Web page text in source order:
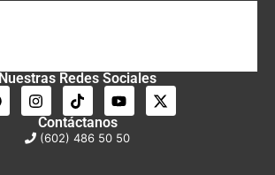
Nuestras Redes Sociales
Contáctanos
(602) 486 50 50